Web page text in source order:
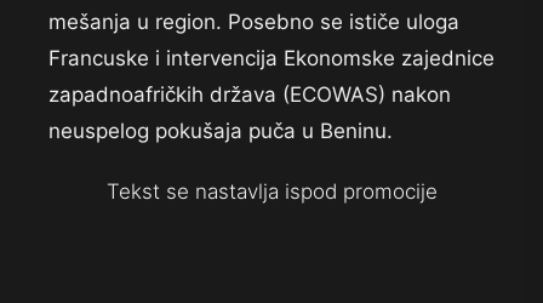
mešanja u region. Posebno se ističe uloga
Francuske i intervencija Ekonomske zajednice
zapadnoafričkih država (ECOWAS) nakon
neuspelog pokušaja puča u Beninu.
Tekst se nastavlja ispod promocije